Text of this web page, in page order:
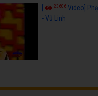
23606 Video]
- Vũ Linh